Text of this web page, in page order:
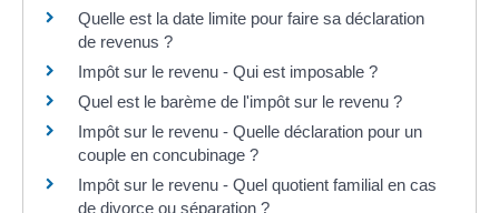
Quelle est la date limite pour faire sa déclaration
de revenus ?
Impôt sur le revenu - Qui est imposable ?
Quel est le barème de l'impôt sur le revenu ?
Impôt sur le revenu - Quelle déclaration pour un
couple en concubinage ?
Impôt sur le revenu - Quel quotient familial en cas
de divorce ou séparation ?